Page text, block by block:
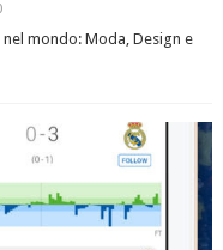
mondo: Moda, Design e